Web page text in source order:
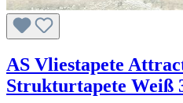
AS Vliestapete
Strukturtapete Weiß